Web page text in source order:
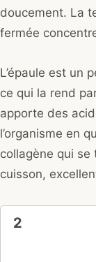
doucement. La
fermée
L’épaule est un
ce qui la rend
apporte des
l’organisme en
collagène qui
cuisson,
2